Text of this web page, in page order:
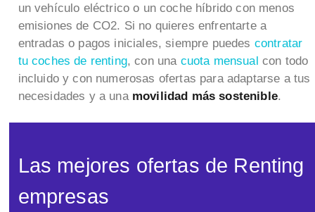
un vehículo eléctrico o un coche híbrido con menos
emisiones de CO2. Si no quieres enfrentarte a
entradas o pagos iniciales, siempre puedes contratar
tu coches de renting, con una cuota mensual con todo
incluido y con numerosas ofertas para adaptarse a tus
necesidades y a una movilidad más sostenible.
Las mejores ofertas de Renting
empresas